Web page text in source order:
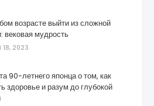
возрасте выйти из сложной
вековая мудрость
18, 2023
90-летнего японца о том, как
здоровье и разум до глубокой